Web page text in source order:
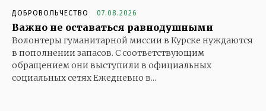
ДОБРОВОЛЬЧЕСТВО 07.08.2026
Важно не оставаться равнодушными
Волонтеры гуманитарной миссии в Курске нуждаются
в пополнении запасов. С соответствующим
обращением они выступили в официальных
социальных сетях Ежедневно в...